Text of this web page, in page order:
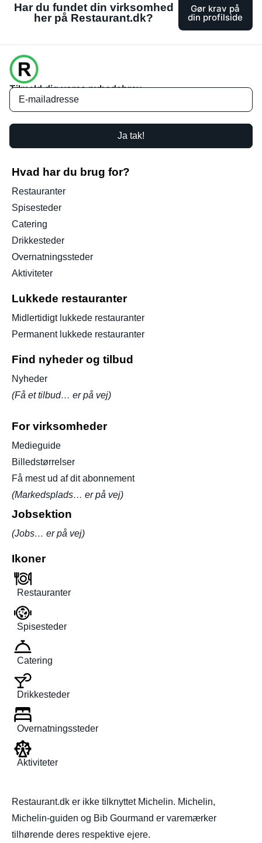
Har du fundet din virksomhed
her på Restaurant.dk?
Gør krav på
din profilside
Tilmeld dig vores nyhedsbrev
Ja tak!
Hvad har du brug for?
Restauranter
Spisesteder
Catering
Drikkesteder
Overnatningssteder
Aktiviteter
Lukkede restauranter
Midlertidigt lukkede restauranter
Permanent lukkede restauranter
Find nyheder og tilbud
Nyheder
(Få et tilbud… er på vej)
For virksomheder
Medieguide
Billedstørrelser
Få mest ud af dit abonnement
(Markedsplads… er på vej)
Jobsektion
(Jobs… er på vej)
Ikoner
Restauranter
Spisesteder
Catering
Drikkesteder
Overnatningssteder
Aktiviteter
Restaurant.dk er ikke tilknyttet Michelin. Michelin,
Michelin-guiden og Bib Gourmand er varemærker
tilhørende deres respektive ejere.